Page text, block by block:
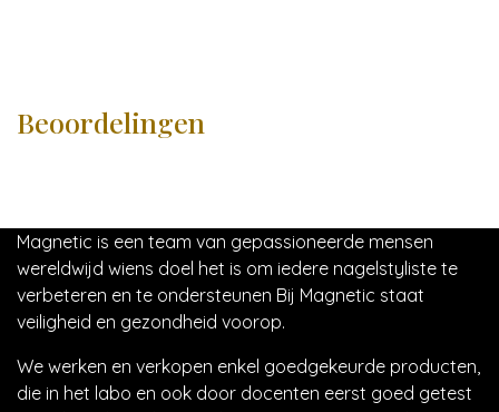
Beoordelingen
Magnetic is een team van gepassioneerde mensen
wereldwijd wiens doel het is om iedere nagelstyliste te
verbeteren en te ondersteunen Bij Magnetic staat
veiligheid en gezondheid voorop.
We werken en verkopen enkel goedgekeurde producten,
die in het labo en ook door docenten eerst goed getest